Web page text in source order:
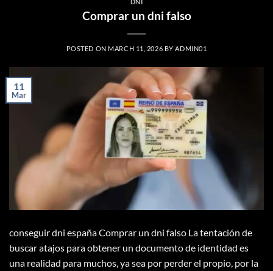
Comprar un dni falso
POSTED ON MARCH 11, 2026 BYADMIN01
11
Mar
conseguir dni españa Comprar un dni falso La tentación de
buscar atajos para obtener un documento de identidad es
una realidad para muchos, ya sea por perder el propio, por la